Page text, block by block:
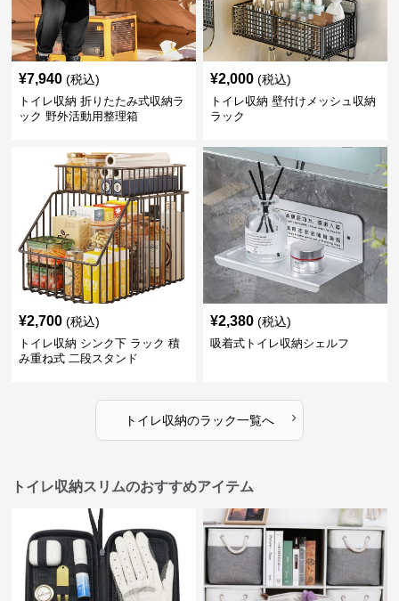
¥7,940 (税込)
トイレ収納 折りたたみ式収納ラ
ック 野外活動用整理箱
¥2,000 (税込)
トイレ収納 壁付けメッシュ収納
ラック
¥2,700 (税込)
トイレ収納 シンク下 ラック 積
み重ね式 二段スタンド
¥2,380 (税込)
吸着式トイレ収納シェルフ
トイレ収納のラック一覧へ ›
トイレ収納スリムのおすすめアイテム